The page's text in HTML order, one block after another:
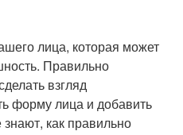
лица, которая может
Правильно
взгляд
форму лица и добавить
как правильно